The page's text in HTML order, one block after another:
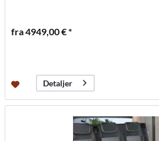
fra 4949,00 € *
Detaljer